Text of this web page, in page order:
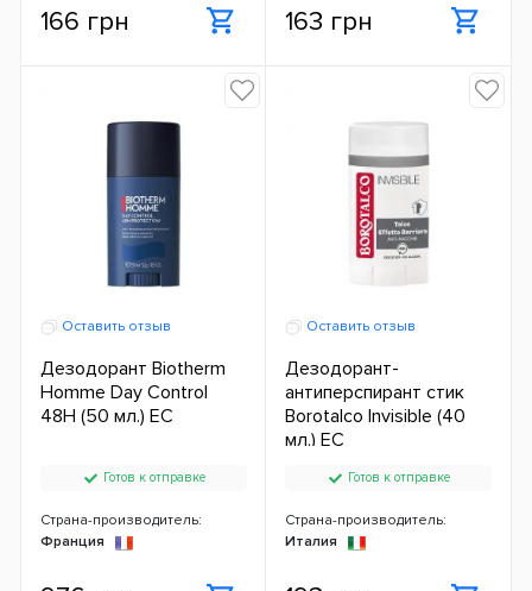
166 грн 163 грн
Оставить отзыв
Дезодорант Biotherm
Homme Day Control
48H (50 мл.) ЕС
Готов к отправке
Страна-производитель:
Франция
Оставить отзыв
Дезодорант-
антиперспирант стик
Borotalco Invisible (40
мл.) ЕС
Готов к отправке
Страна-производитель:
Италия